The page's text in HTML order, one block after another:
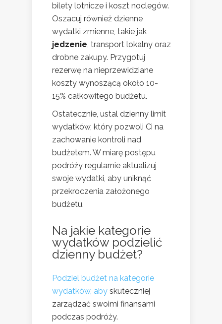
bilety lotnicze i koszt noclegów.
Oszacuj również dzienne
wydatki zmienne, takie jak
jedzenie , transport lokalny oraz
drobne zakupy. Przygotuj
rezerwę na nieprzewidziane
koszty wynoszącą około 10-
15% całkowitego budżetu.
Ostatecznie, ustal dzienny limit
wydatków, który pozwoli Ci na
zachowanie kontroli nad
budżetem. W miarę postępu
podróży regularnie aktualizuj
swoje wydatki, aby uniknąć
przekroczenia założonego
budżetu.
Na jakie kategorie
wydatków podzielić
dzienny budżet?
Podziel budżet na kategorie
wydatków, aby skuteczniej
zarządzać swoimi finansami
podczas podróży.